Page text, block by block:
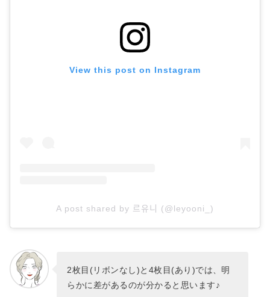
View this post on Instagram
A post shared by 르유니 (@leyooni_)
2枚目(リボンなし)と4枚目(あり)では、明
らかに差があるのが分かると思います♪